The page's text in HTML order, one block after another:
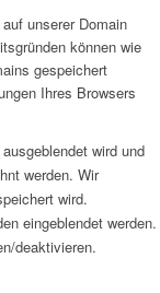
unserer Domain
können wie
gespeichert
Ihres Browsers
wird und
werden. Wir
wird.
eingeblendet werden.
deaktivieren.